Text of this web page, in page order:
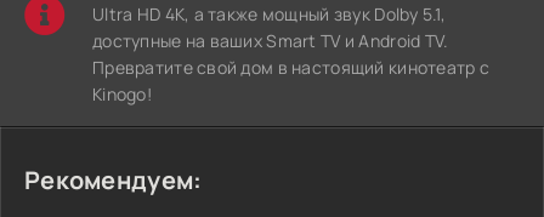
Ultra HD 4K, а также мощный звук Dolby 5.1,
доступные на ваших Smart TV и Android TV.
Превратите свой дом в настоящий кинотеатр с
Kinogo!
Рекомендуем: